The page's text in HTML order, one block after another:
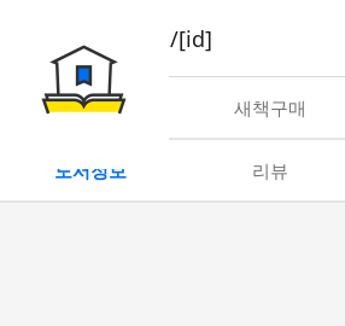
book/rent/[id]
대여 새책구매
도서정보 리뷰